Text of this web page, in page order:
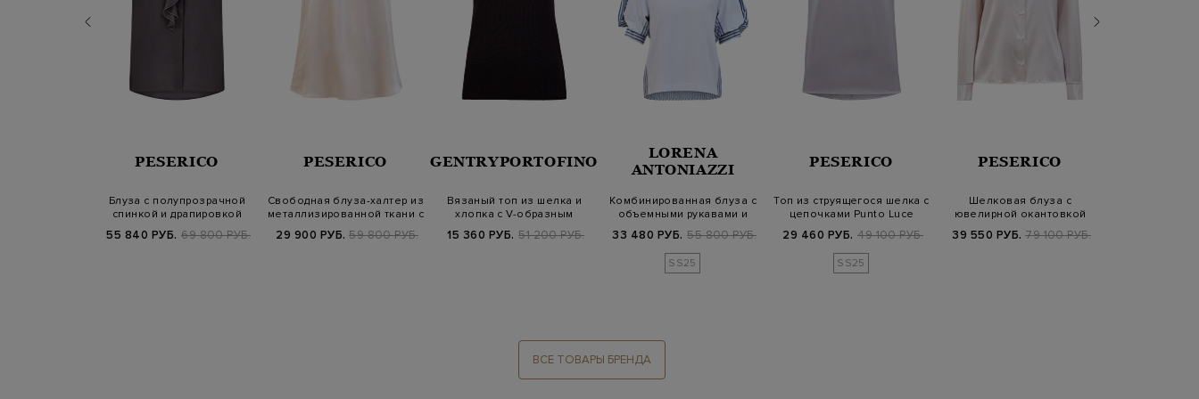
PESERICO
Блуза с полупрозрачной
спинкой и драпировкой
55 840 РУБ. 69 800 РУБ.
PESERICO
Свободная блуза-халтер из
металлизированной ткани с
29 900 РУБ. 59 800 РУБ.
GENTRYPORTOFINO
Вязаный топ из шелка и
хлопка с V-образным
15 360 РУБ. 51 200 РУБ.
LORENA
ANTONIAZZI
Комбинированная блуза с
объемными рукавами и
33 480 РУБ. 55 800 РУБ.
SS25
PESERICO
Топ из струящегося шелка с
цепочками Punto Luce
29 460 РУБ. 49 100 РУБ.
SS25
PESERICO
Шелковая блуза с
ювелирной окантовкой
39 550 РУБ. 79 100 РУБ.
ВСЕ ТОВАРЫ БРЕНДА